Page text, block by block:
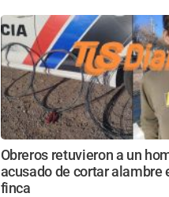
Obreros retuvieron a un
acusado de cortar alambre
finca